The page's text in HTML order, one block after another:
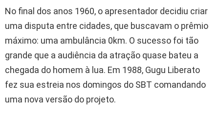
No final dos anos 1960, o apresentador decidiu criar
uma disputa entre cidades, que buscavam o prêmio
máximo: uma ambulância 0km. O sucesso foi tão
grande que a audiência da atração quase bateu a
chegada do homem à lua. Em 1988, Gugu Liberato
fez sua estreia nos domingos do SBT comandando
uma nova versão do projeto.